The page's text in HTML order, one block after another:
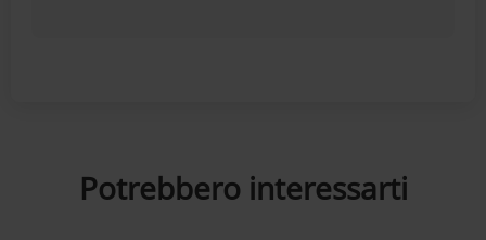
Potrebbero interessarti